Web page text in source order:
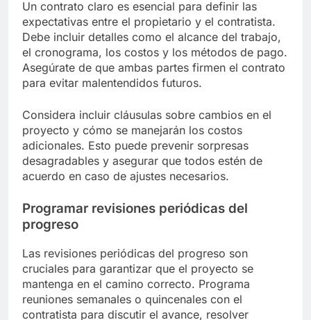
Un contrato claro es esencial para definir las
expectativas entre el propietario y el contratista.
Debe incluir detalles como el alcance del trabajo,
el cronograma, los costos y los métodos de pago.
Asegúrate de que ambas partes firmen el contrato
para evitar malentendidos futuros.
Considera incluir cláusulas sobre cambios en el
proyecto y cómo se manejarán los costos
adicionales. Esto puede prevenir sorpresas
desagradables y asegurar que todos estén de
acuerdo en caso de ajustes necesarios.
Programar revisiones periódicas del
progreso
Las revisiones periódicas del progreso son
cruciales para garantizar que el proyecto se
mantenga en el camino correcto. Programa
reuniones semanales o quincenales con el
contratista para discutir el avance, resolver